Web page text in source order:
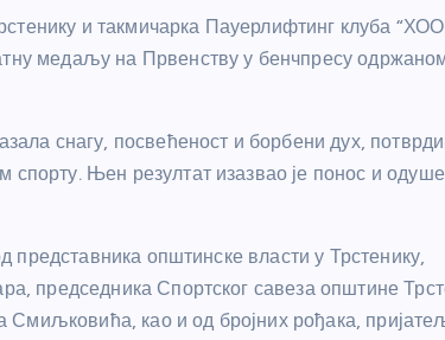
и такмичарка Пауерлифтинг клуба
медаљу на Првенству у бенчпресу
снагу, посвећеност и борбени дух,
спорту. Њен резултат изазвао је понос и
представника општинске власти у Трстенику,
председника Спортског савеза општине
као и од бројних рођака,